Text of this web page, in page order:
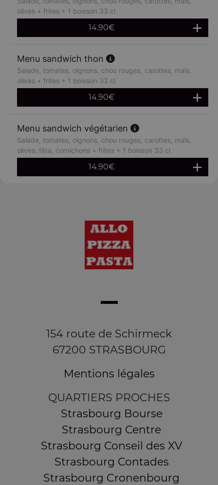
olives + frites + 1 boisson 33 cl
14.90€
Menu sandwich thon
Salade, tomates, oignons, chou rouges, carottes, maïs,
olives + frites + 1 boisson 33 cl
14.90€
Menu sandwich végétarien
Salade, tomates, oignons, chou rouges, carottes, maïs,
olives, fêta, cornichons + frites + 1 boisson 33 cl
14.90€
154 route de Schirmeck
67200 STRASBOURG
Mentions légales
QUARTIERS PROCHES
Strasbourg Bourse
Strasbourg Centre
Strasbourg Conseil des XV
Strasbourg Contades
Strasbourg Cronenbourg